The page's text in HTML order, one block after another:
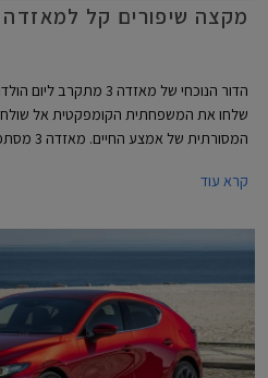
מקצה שיפורים קל למאזדה 3
הדור הנוכחי של מאזדה 3
שלחו את המשפחתית הקומפקטית אל
המסורתית
הדגמים המשודרגים יגיעו ליפן ולאוסטרליה,
קרא עוד